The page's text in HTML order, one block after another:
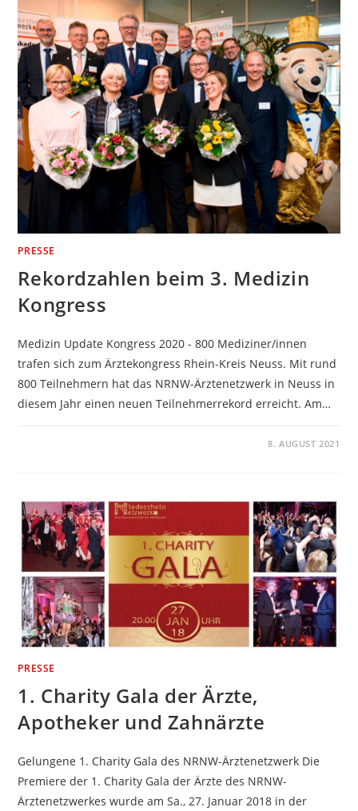
PRESSE
Rekordzahlen beim 3. Medizin
Kongress
Medizin Update Kongress 2020 - 800 Mediziner/innen
trafen sich zum Ärztekongress Rhein-Kreis Neuss. Mit rund
800 Teilnehmern hat das NRNW-Ärztenetzwerk in Neuss in
diesem Jahr einen neuen Teilnehmerrekord erreicht. Am…
8. AUGUST 2021
PRESSE
1. Charity Gala der Ärzte,
Apotheker und Zahnärzte
Gelungene 1. Charity Gala des NRNW-Ärztenetzwerk Die
Premiere der 1. Charity Gala der Ärzte des NRNW-
Ärztenetzwerkes wurde am Sa., 27. Januar 2018 in der